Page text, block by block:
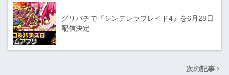
グリパチで『シンデレラブレイド4』を6月28日
配信決定
次の記事